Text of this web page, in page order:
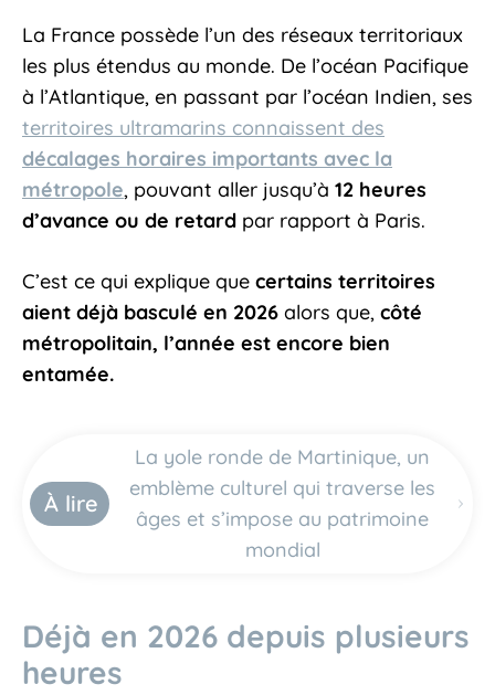
La France possède l’un des réseaux territoriaux
les plus étendus au monde. De l’océan Pacifique
à l’Atlantique, en passant par l’océan Indien, ses
territoires ultramarins connaissent des
décalages horaires importants avec la
métropole, pouvant aller jusqu’à 12 heures
d’avance ou de retard par rapport à Paris.
C’est ce qui explique que certains territoires
aient déjà basculé en 2026 alors que, côté
métropolitain, l’année est encore bien
entamée.
À lire
La yole ronde de Martinique, un
emblème culturel qui traverse les
âges et s’impose au patrimoine
mondial
Déjà en 2026 depuis plusieurs
heures